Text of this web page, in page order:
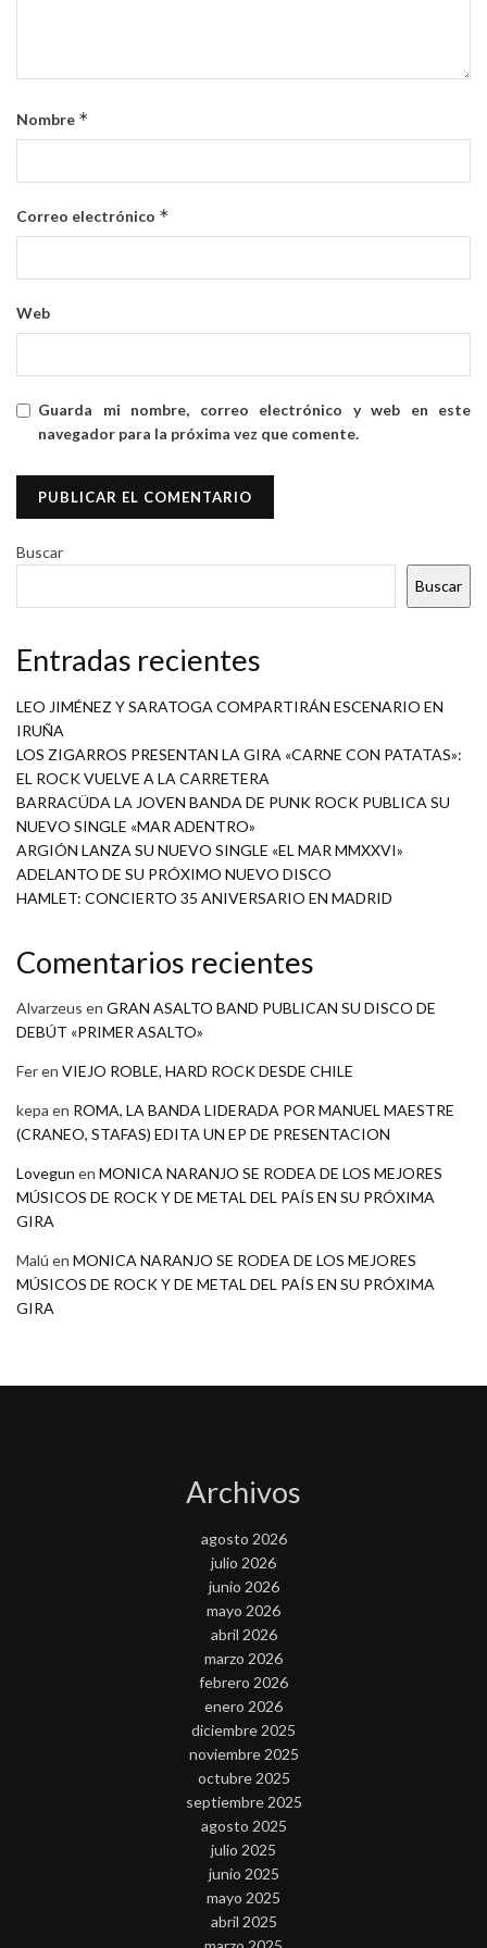
Nombre *
Correo electrónico *
Web
Guarda mi nombre, correo electrónico y web en este
navegador para la próxima vez que comente.
Buscar
Buscar
Entradas recientes
LEO JIMÉNEZ Y SARATOGA COMPARTIRÁN ESCENARIO EN
IRUÑA
LOS ZIGARROS PRESENTAN LA GIRA «CARNE CON PATATAS»:
EL ROCK VUELVE A LA CARRETERA
BARRACÜDA LA JOVEN BANDA DE PUNK ROCK PUBLICA SU
NUEVO SINGLE «MAR ADENTRO»
ARGIÓN LANZA SU NUEVO SINGLE «EL MAR MMXXVI»
ADELANTO DE SU PRÓXIMO NUEVO DISCO
HAMLET: CONCIERTO 35 ANIVERSARIO EN MADRID
Comentarios recientes
Alvarzeus en GRAN ASALTO BAND PUBLICAN SU DISCO DE
DEBÚT «PRIMER ASALTO»
Feren VIEJO ROBLE, HARD ROCK DESDE CHILE
kepa en ROMA, LA BANDA LIDERADA POR MANUEL MAESTRE
(CRANEO, STAFAS) EDITA UN EP DE PRESENTACION
Lovegun en MONICA NARANJO SE RODEA DE LOS MEJORES
MÚSICOS DE ROCK Y DE METAL DEL PAÍS EN SU PRÓXIMA
GIRA
Malú en MONICA NARANJO SE RODEA DE LOS MEJORES
MÚSICOS DE ROCK Y DE METAL DEL PAÍS EN SU PRÓXIMA
GIRA
Archivos
agosto 2026
julio 2026
junio 2026
mayo 2026
abril 2026
marzo 2026
febrero 2026
enero 2026
diciembre 2025
noviembre 2025
octubre 2025
septiembre 2025
agosto 2025
julio 2025
junio 2025
mayo 2025
abril 2025